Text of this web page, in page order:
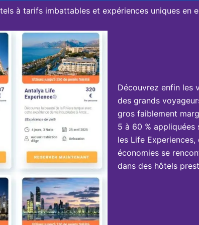
à tarifs imbattables et expériences uniques en
Découvrez enfin les
des grands
gros faiblement
5 à 60 %
les Life
économies se
dans des hôtels